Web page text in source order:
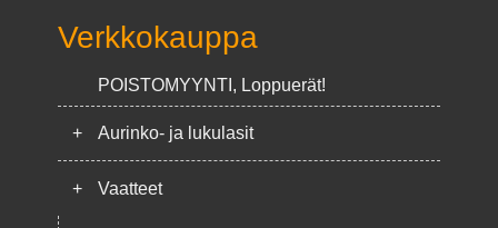
Verkkokauppa
POISTOMYYNTI, Loppuerät!
+ Aurinko- ja lukulasit
+ Vaatteet